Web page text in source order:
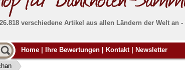
verschiedene Artikel aus allen Ländern der Welt an
Alle Lieferungen, auch ins Ausland, werden
von uns voll versichert. Sie habenkein Risiko
Home Ihre Bewertungen Kontakt Newsletter